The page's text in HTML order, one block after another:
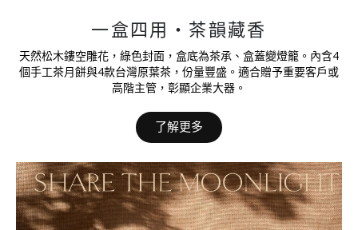
一盒四用・茶韻藏香
天然松木鏤空雕花，綠色封面，盒底為茶承、盒蓋變燈籠。內含4
個手工茶月餅與4款台灣原葉茶，份量豐盛。適合贈予重要客戶或
高階主管，彰顯企業大器。
了解更多